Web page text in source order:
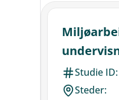
Studie ID:
Steder: